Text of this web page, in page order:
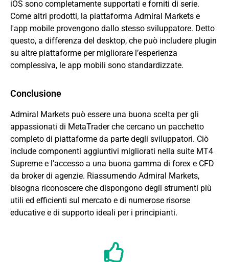
iOS sono completamente supportati e forniti di serie.
Come altri prodotti, la piattaforma Admiral Markets e
l'app mobile provengono dallo stesso sviluppatore. Detto
questo, a differenza del desktop, che può includere plugin
su altre piattaforme per migliorare l’esperienza
complessiva, le app mobili sono standardizzate.
Conclusione
Admiral Markets può essere una buona scelta per gli
appassionati di MetaTrader che cercano un pacchetto
completo di piattaforme da parte degli sviluppatori. Ciò
include componenti aggiuntivi migliorati nella suite MT4
Supreme e l'accesso a una buona gamma di forex e CFD
da broker di agenzie. Riassumendo Admiral Markets,
bisogna riconoscere che dispongono degli strumenti più
utili ed efficienti sul mercato e di numerose risorse
educative e di supporto ideali per i principianti.